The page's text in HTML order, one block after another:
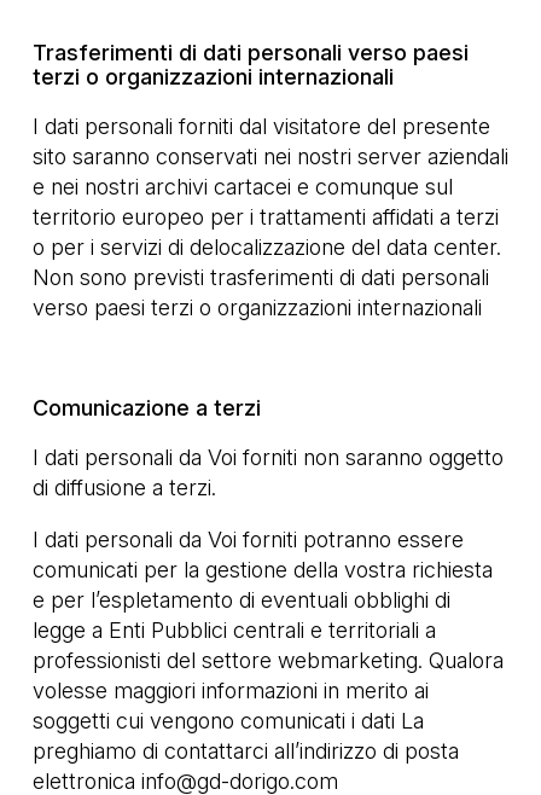
Trasferimenti di dati personali verso paesi
terzi o organizzazioni internazionali
I dati personali forniti dal visitatore del presente
sito saranno conservati nei nostri server aziendali
e nei nostri archivi cartacei e comunque sul
territorio europeo per i trattamenti affidati a terzi
o per i servizi di delocalizzazione del data center.
Non sono previsti trasferimenti di dati personali
verso paesi terzi o organizzazioni internazionali
Comunicazione a terzi
I dati personali da Voi forniti non saranno oggetto
di diffusione a terzi.
I dati personali da Voi forniti potranno essere
comunicati per la gestione della vostra richiesta
e per l’espletamento di eventuali obblighi di
legge a Enti Pubblici centrali e territoriali a
professionisti del settore webmarketing. Qualora
volesse maggiori informazioni in merito ai
soggetti cui vengono comunicati i dati La
preghiamo di contattarci all’indirizzo di posta
elettronica info@gd-dorigo.com